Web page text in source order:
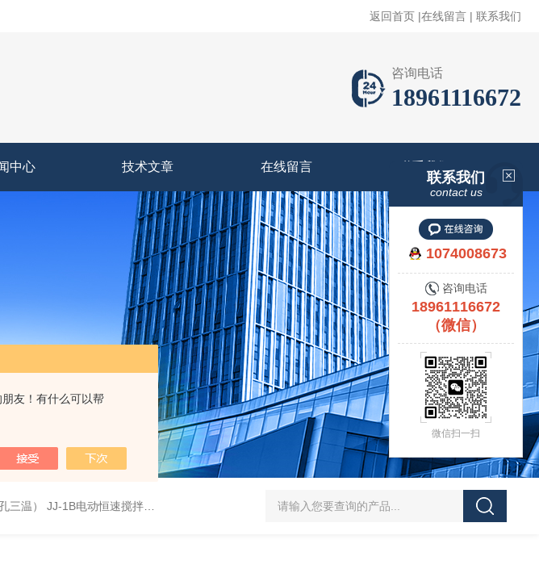
友！有什么可以帮
返回首页 |在线留言 | 联系我们
咨询电话
18961116672
中心 技术文章 在线留言 联系我们
三温） JJ-1B电动恒速搅拌器 SHZ-D（Ⅲ）循环水式多用真空泵厂家价格 XK97-A菌落计数器生产厂家
联系我们
contact us
1074008673
咨询电话
18961116672
（微信）
微信扫一扫